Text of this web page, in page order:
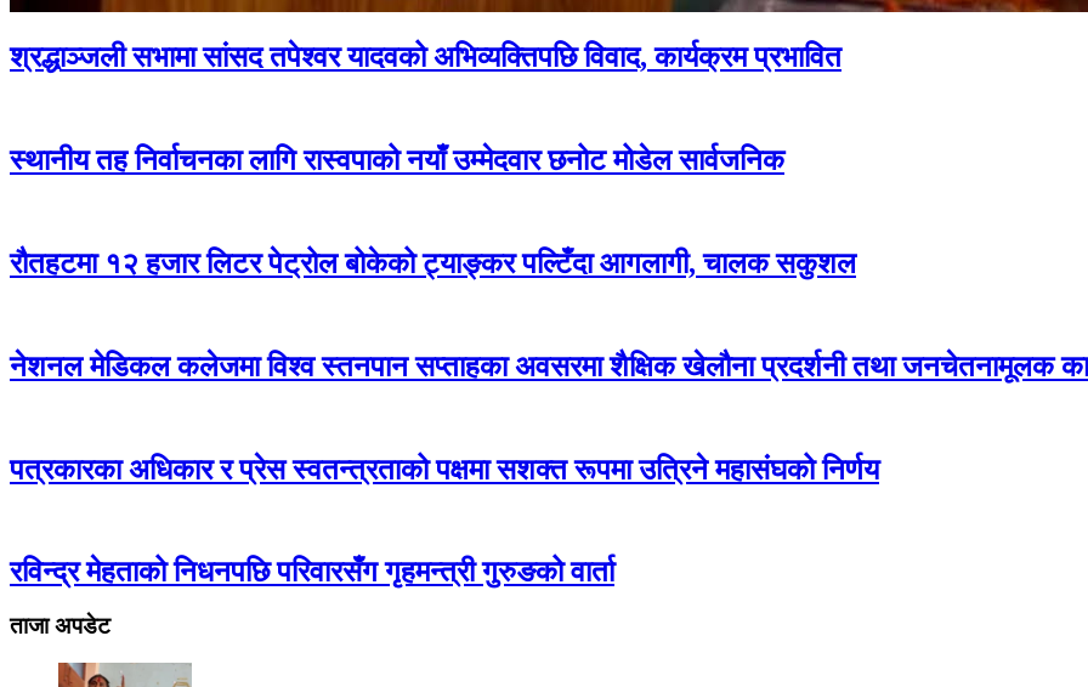
श्रद्धाञ्जली सभामा सांसद तपेश्वर यादवको अभिव्यक्तिपछि विवाद, कार्यक्रम प्रभावित
स्थानीय तह निर्वाचनका लागि रास्वपाको नयाँ उम्मेदवार छनोट मोडेल सार्वजनिक
रौतहटमा १२ हजार लिटर पेट्रोल बोकेको ट्याङ्कर पल्टिँदा आगलागी, चालक सकुशल
नेशनल मेडिकल कलेजमा विश्व स्तनपान सप्ताहका अवसरमा शैक्षिक खेलौना प्रदर्शनी तथा जनचेतनामूलक
पत्रकारका अधिकार र प्रेस स्वतन्त्रताको पक्षमा सशक्त रूपमा उत्रिने महासंघको निर्णय
रविन्द्र मेहताको निधनपछि परिवारसँग गृहमन्त्री गुरुङको वार्ता
ताजा अपडेट